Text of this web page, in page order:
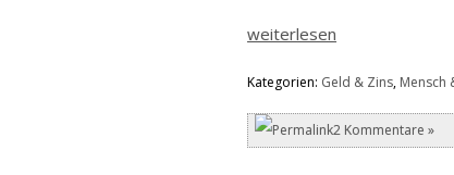
weiterlesen
Kategorien: Geld & Zins, Mensch
2 Kommentare »